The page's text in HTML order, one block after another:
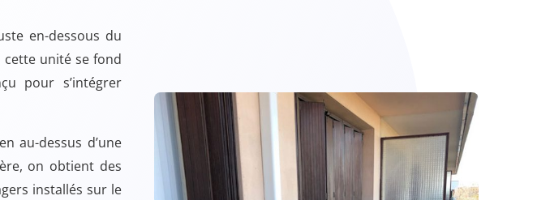
en-dessous du
cette unité se fond
pour s’intégrer
au-dessus d’une
on obtient des
installés sur le